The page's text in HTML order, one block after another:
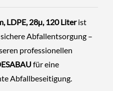
LDPE, 28µ, 120 Literist
Abfallentsorgung –
professionellen
für eine
Abfallbeseitigung.